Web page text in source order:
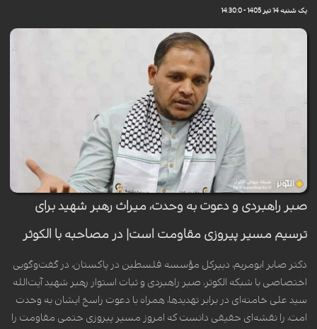
یک شنبه 14 تیر 1405 - 14:30:0
صبر راهبردی و دعوت به وحدت، میراث رهبر شهید برای
ترسیم مسیر پیروزی مقاومت است| در مصاحبه با الکوثر
دکتر صابر ابومریم، دبیرکل مؤسسه فلسطین در پاکستان، در گفت‌وگویی
اختصاصی با شبکه الکوثر، صبر راهبردی و ثبات استوار رهبر شهید آیت‌الله
سید علی خامنه‌ای در برابر تهدیدها، همراه با دعوت راسخ ایشان به وحدت
امت، را نقشه‌ای حقیقی دانست که امروز مسیر پیروزی حتمی مقاومت را